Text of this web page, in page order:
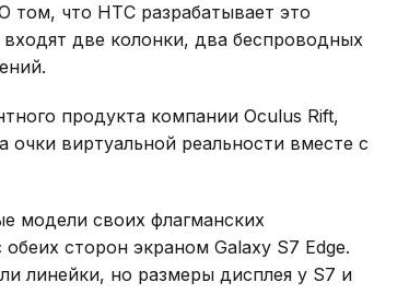
том, что HTC разрабатывает это
две колонки, два беспроводных
продукта компании Oculus Rift,
виртуальной реальности вместе с
модели своих флагманских
сторон экраном Galaxy S7 Edge.
линейки, но размеры дисплея у S7 и